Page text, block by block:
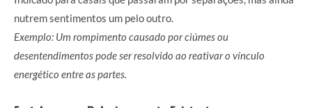
nutrem sentimentos um pelo outro.
Exemplo: Um rompimento causado por ciúmes ou
desentendimentos pode ser resolvido ao reativar o vínculo
energético entre as partes.